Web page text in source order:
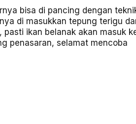
bisa di pancing dengan
di masukkan tepung terigu
pasti ikan belanak akan masuk
penasaran, selamat mencoba